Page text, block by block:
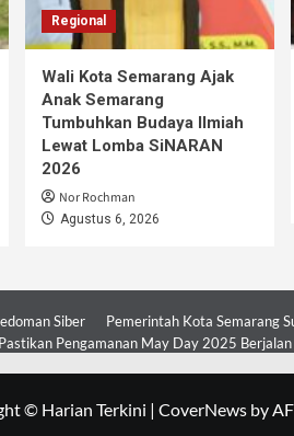
Regional
Wali Kota Semarang Ajak
Anak Semarang
Tumbuhkan Budaya Ilmiah
Lewat Lomba SiNARAN
2026
Nor Rochman
Agustus 6, 2026
Siber
Pemerintah Kota Semarang
Pengamanan May Day 2025 Berjalan
© Harian Terkini | CoverNewsby